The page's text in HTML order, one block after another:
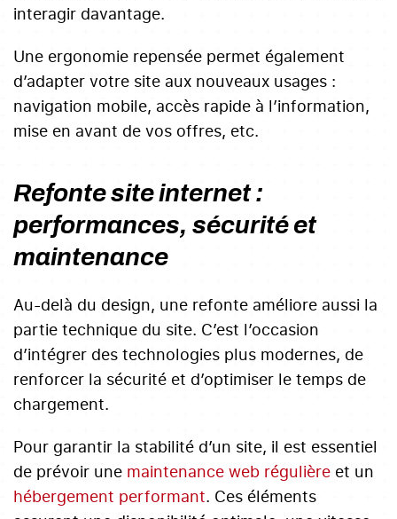
interagir davantage.
Une ergonomie repensée permet également
d’adapter votre site aux nouveaux usages :
navigation mobile, accès rapide à l’information,
mise en avant de vos offres, etc.
Refonte site internet :
performances, sécurité et
maintenance
Au-delà du design, une refonte améliore aussi la
partie technique du site. C’est l’occasion
d’intégrer des technologies plus modernes, de
renforcer la sécurité et d’optimiser le temps de
chargement.
Pour garantir la stabilité d’un site, il est essentiel
de prévoir une maintenance web régulière et un
hébergement performant. Ces éléments